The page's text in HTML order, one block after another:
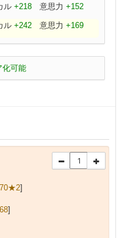
ル +218 意思力 +152
ル +242 意思力 +169
化可能
]
]